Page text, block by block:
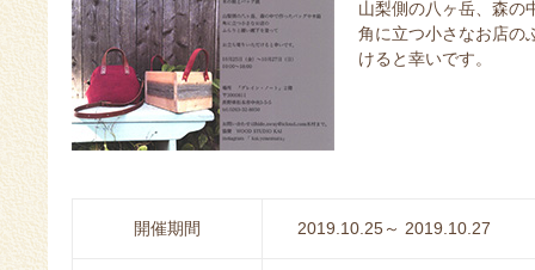
山梨側の八ヶ岳、森の
角に立つ小さなお店の
けると幸いです。
開催期間 2019.10.25～ 2019.10.27